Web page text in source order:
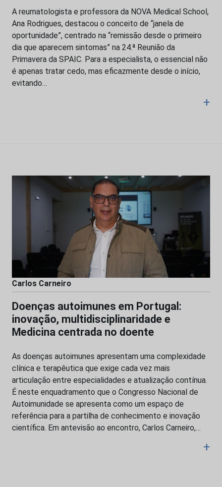
A reumatologista e professora da NOVA Medical School,
Ana Rodrigues, destacou o conceito de “janela de
oportunidade”, centrado na “remissão desde o primeiro
dia que aparecem sintomas” na 24.ª Reunião da
Primavera da SPAIC. Para a especialista, o essencial não
é apenas tratar cedo, mas eficazmente desde o início,
evitando…
+
Carlos Carneiro
Doenças autoimunes em Portugal:
inovação, multidisciplinaridade e
Medicina centrada no doente
As doenças autoimunes apresentam uma complexidade
clínica e terapêutica que exige cada vez mais
articulação entre especialidades e atualização contínua.
É neste enquadramento que o Congresso Nacional de
Autoimunidade se apresenta como um espaço de
referência para a partilha de conhecimento e inovação
científica. Em antevisão ao encontro, Carlos Carneiro,…
+